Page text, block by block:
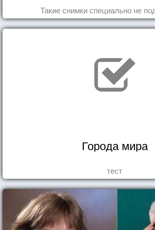
Такие снимки специально не
Города мира
тест